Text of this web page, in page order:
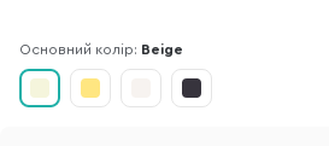
Основний колір: Beige